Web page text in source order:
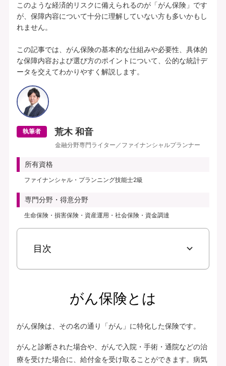
各特定疾病それぞれ、初回のお支払金額を
上乗せしてお支払いすることができます。
【特定３疾病Bプラン(25)】特定３疾病保障型(Ⅰ型) | 基本給付金額：50万円 |
初回上乗せ基本給付金額：0円 | 特定３疾病保険料払込免除特約(25)(Ⅰ型) ：付
加 | 保険期間：終身 | 保険料払込期間：終身 | 募集文書番号：HP-M353-772-
26019317(2025.12.16)
無料で相談予約
このような経済的リスクに備えられるのが「がん保険」です
が、保障内容について十分に理解していない方も多いかもし
れません。
この記事では、がん保険の基本的な仕組みや必要性、具体的
な保障内容および選び方のポイントについて、公的な統計デ
ータを交えてわかりやすく解説します。
執筆者 荒木 和音
金融分野専門ライター／ファイナンシャルプランナー
所有資格
ファイナンシャル・プランニング技能士2級
専門分野・得意分野
生命保険・損害保険・資産運用・社会保険・資金調達
目次
がん保険とは
がん保険は、その名の通り「がん」に特化した保険です。
がんと診断された場合や、がんで入院・手術・通院などの治
療を受けた場合に、給付金を受け取ることができます。病気